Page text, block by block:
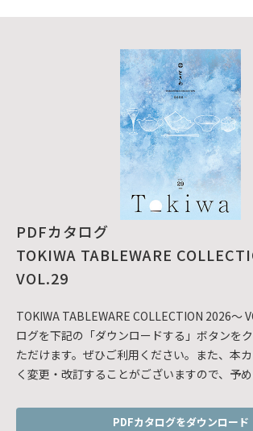
PDFカタログ
TOKIWA TABLEWARE
VOL.29
TOKIWA TABLEWARE COLLECTION 2026～
ログを下記の「ダウンロードする」ボタンを
ただけます。ぜひご利用ください。また、本
く変更・改訂することがございますので、予め
PDFカタログをダウンロード